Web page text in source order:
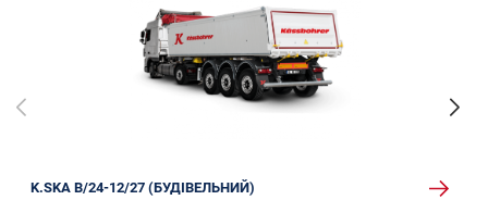
K.SKA B/24-12/27 (БУДІВЕЛЬНИЙ)